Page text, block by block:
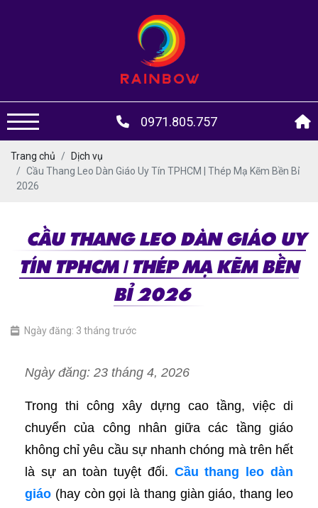
0971.805.757
Trang chủ
Dịch vụ
Cầu Thang Leo Dàn Giáo Uy Tín TPHCM | Thép Mạ Kẽm Bền Bỉ
2026
CẦU THANG LEO DÀN GIÁO UY
TÍN TPHCM | THÉP MẠ KẼM BỀN
BỈ 2026
Ngày đăng: 3 tháng trước
Ngày đăng: 23 tháng 4, 2026
Trong thi công xây dựng cao tầng, việc di
chuyển của công nhân giữa các tầng giáo
không chỉ yêu cầu sự nhanh chóng mà trên hết
là sự an toàn tuyệt đối. Cầu thang leo dàn
giáo (hay còn gọi là thang giàn giáo, thang leo